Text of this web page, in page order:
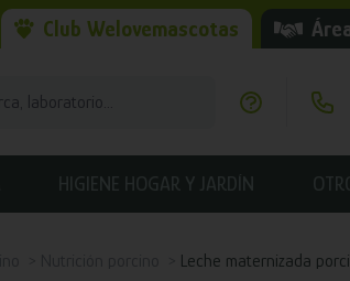
Club Welovemascotas
HIGIENE HOGAR Y JARDÍN
Leche maternizada